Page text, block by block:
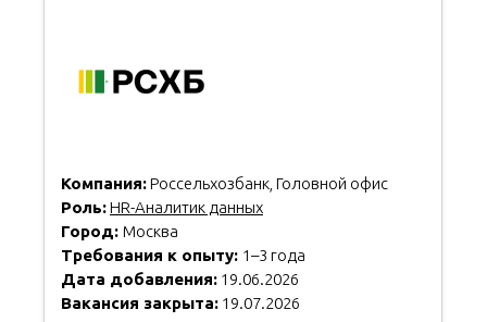
Компания:Россельхозбанк, Головной офис
Роль:HR-Аналитик данных
Город: Москва
Требования к опыту: 1–3 года
Дата добавления: 19.06.2026
Вакансия закрыта: 19.07.2026